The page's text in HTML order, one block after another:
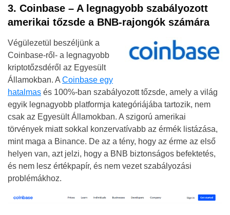
3. Coinbase – A legnagyobb szabályozott
amerikai tőzsde a BNB-rajongók számára
Végülezetül beszéljünk a
Coinbase-ről- a legnagyobb
kriptotőzsdéről az Egyesült
Államokban. A Coinbase egy
hatalmas és 100%-ban szabályozott tőzsde, amely a világ
egyik legnagyobb platformja kategóriájába tartozik, nem
csak az Egyesült Államokban. A szigorú amerikai
törvények miatt sokkal konzervatívabb az érmék listázása,
mint maga a Binance. De az a tény, hogy az érme az első
helyen van, azt jelzi, hogy a BNB biztonságos befektetés,
és nem lesz értékpapír, és nem vezet szabályozási
problémákhoz.